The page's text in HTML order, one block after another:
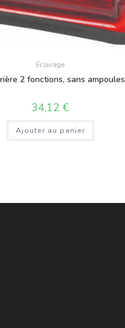
Eclairage
2 fonctions, sans ampoules
34,12€
Ajouter au panier